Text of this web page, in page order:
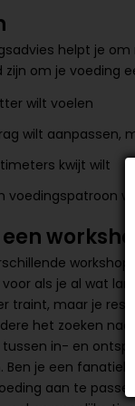
helpt je
om je voeding
wilt voelen
wilt aanpassen,
kwijt wilt
voedingspatroon
als je al wat
traint, maar je
het zoeken
in- en
je een
aan te